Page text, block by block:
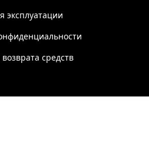
эксплуатации
средств